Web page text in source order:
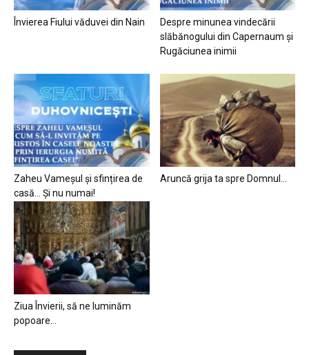
Învierea Fiului văduvei din Nain
Despre minunea vindecării
slăbănogului din Capernaum și
Rugăciunea inimii
Zaheu Vameșul și sfințirea de
casă… Și nu numai!
Aruncă grija ta spre Domnul…
Ziua Învierii, să ne luminăm
popoare…